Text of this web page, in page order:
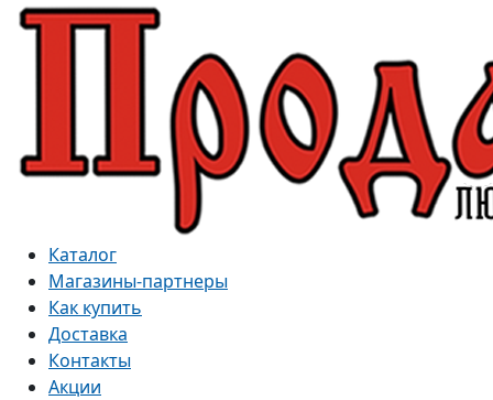
Каталог
Магазины-партнеры
Как купить
Доставка
Контакты
Акции